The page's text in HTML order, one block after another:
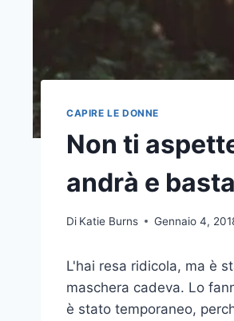
CAPIRE LE DONNE
Non ti
andrà e basta
Di Katie Burns Gennaio 4,
L'hai resa ridicola, ma è
maschera cadeva. Lo
è stato temporaneo,